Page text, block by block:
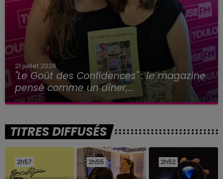
21 juillet 2026
"Le Goût des Confidences" : le magazine
pensé comme un dîner,...
TITRES DIFFUSÉS
2h57
2h57 2h55
2h55 2h52
2h52